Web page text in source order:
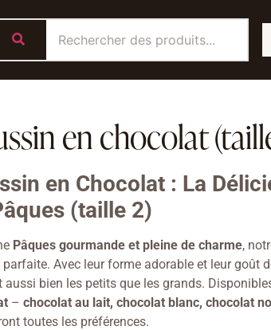
en chocolat
en Chocolat : La
(taille 2)
Pâques gourmande et pleine de charme,
parfaite. Avec leur forme adorable et leur goût
aussi bien les petits que les grands.
– chocolat au lait, chocolat blanc, chocolat
toutes les préférences.